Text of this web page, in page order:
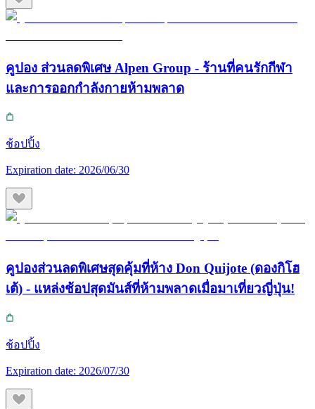
คูปอง ส่วนลดพิเศษ Alpen Group - ร้านที่คนรักกีฬา
และการออกกำลังกายห้ามพลาด
ช้อปปิ้ง
Expiration date: 2026/06/30
คูปองส่วนลดพิเศษสุดคุ้มที่ห้าง Don Quijote (ดองกิโฮ
เต้) - แหล่งช้อปสุดมันส์ที่ห้ามพลาดเมื่อมาเที่ยวญี่ปุ่น!
ช้อปปิ้ง
Expiration date: 2026/07/30